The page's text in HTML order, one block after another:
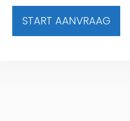
START AANVRAAG